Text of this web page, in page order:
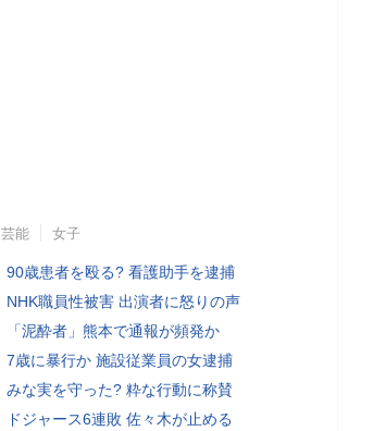
芸能 女子
90歳患者を殴る? 看護助手を逮捕
NHK職員性被害 出演者に怒りの声
「泥酔者」熊本で通報が頻発か
7歳に暴行か 施設従業員の女逮捕
みな実を守った? 粋な行動に称賛
ドジャース6連敗 佐々木が止める